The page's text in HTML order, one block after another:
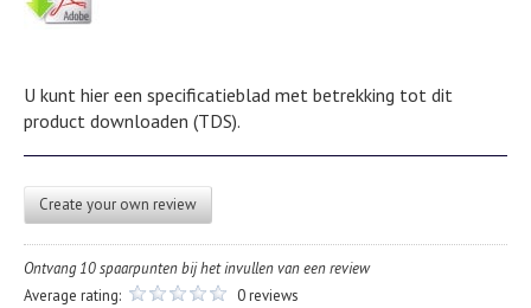
U kunt hier een specificatieblad met betrekking tot dit
product downloaden (TDS).
Create your own review
Ontvang 10 spaarpunten bij het invullen van een review
Average rating:
0 reviews